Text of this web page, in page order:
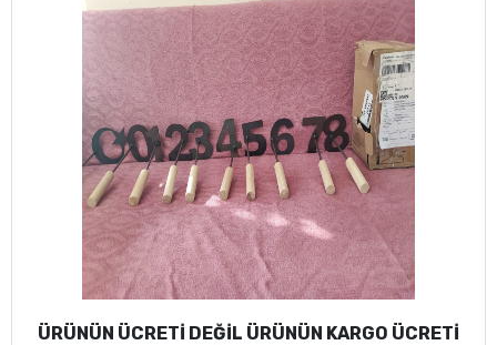
ÜRÜNÜN ÜCRETİ DEĞİL ÜRÜNÜN KARGO ÜCRETİ